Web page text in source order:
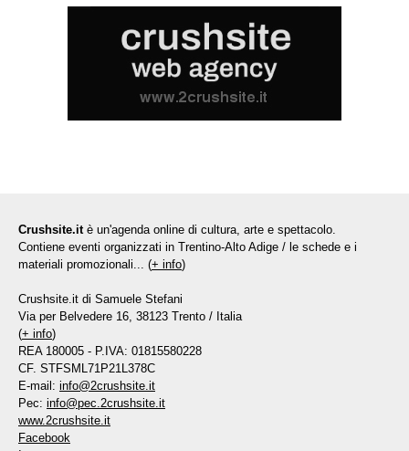
Crushsite.it è un'agenda online di cultura, arte e spettacolo.
Contiene eventi organizzati in Trentino-Alto Adige / le schede e i
materiali promozionali... (+ info)
Crushsite.it di Samuele Stefani
Via per Belvedere 16, 38123 Trento / Italia
(+ info)
REA 180005 - P.IVA: 01815580228
CF. STFSML71P21L378C
E-mail: info@2crushsite.it
Pec: info@pec.2crushsite.it
www.2crushsite.it
Facebook